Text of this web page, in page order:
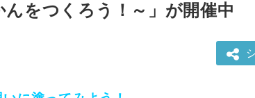
をつくろう！～」が開催中